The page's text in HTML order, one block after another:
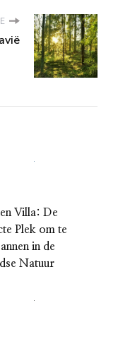
Villa: De
Plek om te
in de
Natuur